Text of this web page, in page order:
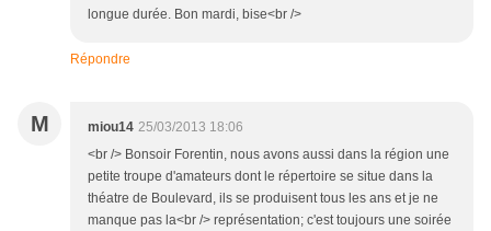
longue durée. Bon mardi, bise<br />
Répondre
M miou14 25/03/2013 18:06
<br /> Bonsoir Forentin, nous avons aussi dans la région une
petite troupe d'amateurs dont le répertoire se situe dans la
théatre de Boulevard, ils se produisent tous les ans et je ne
manque pas la<br /> représentation; c'est toujours une soirée